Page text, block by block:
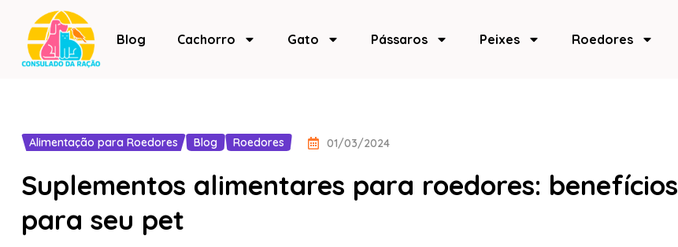
Blog Cachorro Gato Pássaros Peixes Roedores
Alimentação para Roedores Blog Roedores 01/03/2024
Suplementos alimentares para roedores: benefícios
para seu pet